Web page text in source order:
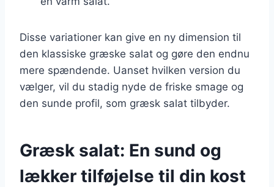
Disse variationer kan give en ny dimension til
den klassiske græske salat og gøre den endnu
mere spændende. Uanset hvilken version du
vælger, vil du stadig nyde de friske smage og
den sunde profil, som græsk salat tilbyder.
Græsk salat: En sund og
lækker tilføjelse til din kost